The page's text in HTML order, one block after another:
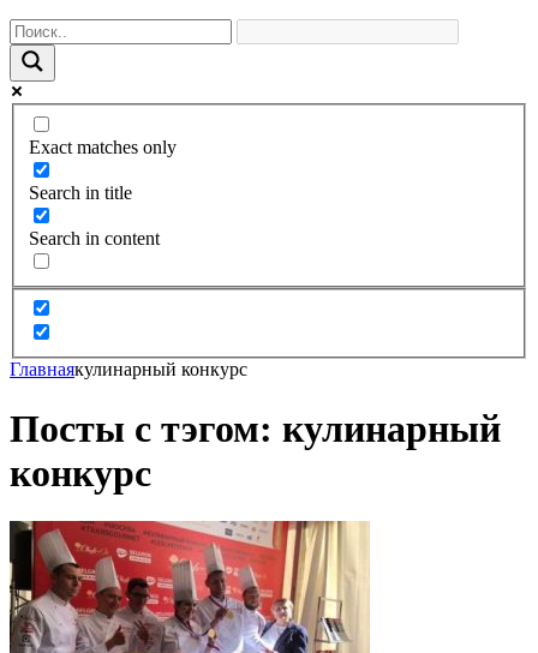
Exact matches only
Search in title
Search in content
Главнаякулинарный конкурс
Посты с тэгом: кулинарный
конкурс